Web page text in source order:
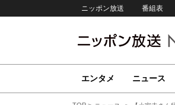
ニッポン放送 番組表
エンタメ ニュース